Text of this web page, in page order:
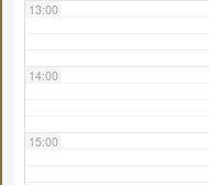
13:00
14:00
15:00